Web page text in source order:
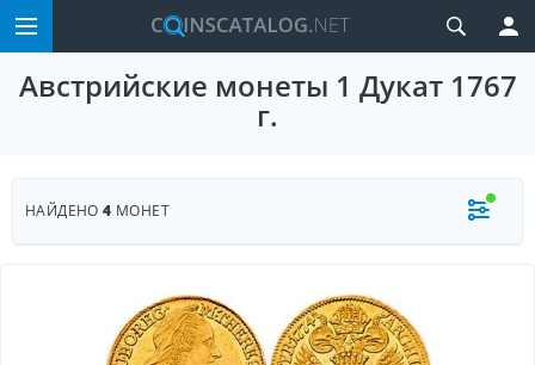
Австрийские монеты 1 Дукат 1767
г.
НАЙДЕНО4 МОНЕТ